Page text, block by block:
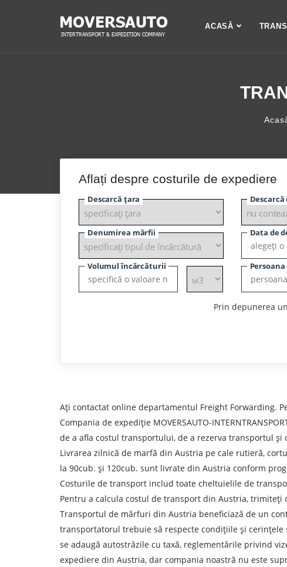
ACASĂ
Aflați despre costurile de expediere
Descarcă țara
Denumirea mărfii Data de
Volumul încărcăturii
Prin depunerea
Ați contactat online departamentul Freight Forwarding.
Compania de expediție MOVERSAUTO-
de a afla costul transportului, de a rezerva transportul
Livrarea zilnică de marfă din Austria pe cale rutieră,
la 90cub. și 120cub. sunt livrate din Austria conform
Costurile de transport includ toate cheltuielile de
Pentru a calcula costul de transport din Austria, trimiteți
Transportul de mărfuri din Austria beneficiază de un
transportatorul trebuie să respecte condițiile și
se adaugă autostrăzile cu taxă, reglementările privind
expediere din Austria, dar compania noastră nu este
Aflați despre costurile de
Descarcă țara